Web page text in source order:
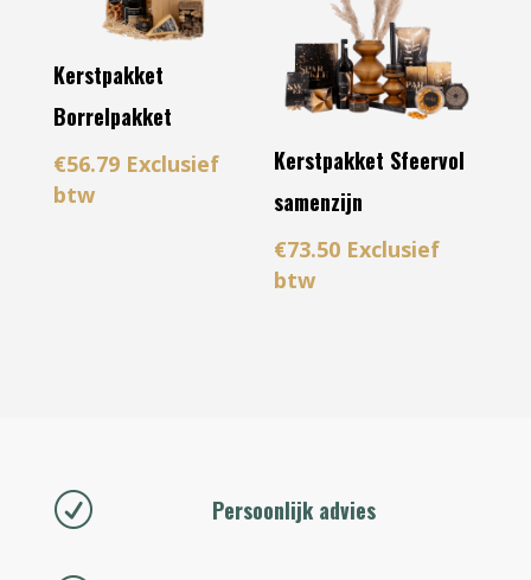
Kerstpakket
Borrelpakket
€56.79 Exclusief
btw
Kerstpakket Sfeervol
samenzijn
€73.50 Exclusief
btw
R Persoonlijk advies